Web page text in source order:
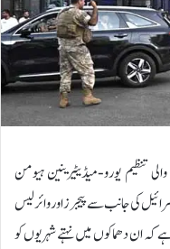
والی تنظیم یورو-میڈیٹیرینین ہیومن
کی جانب سے پیجرز اور وائرلیس
ان دھماکوں میں نہتے شہریوں کو